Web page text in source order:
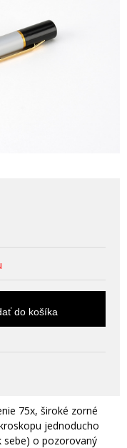
do košíka
75x, široké zorné
jednoducho
sebe) o pozorovaný